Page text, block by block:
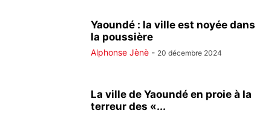
Yaoundé : la ville est noyée dans
la poussière
Alphonse Jènè - 20 décembre 2024
La ville de Yaoundé en proie à la
terreur des «...